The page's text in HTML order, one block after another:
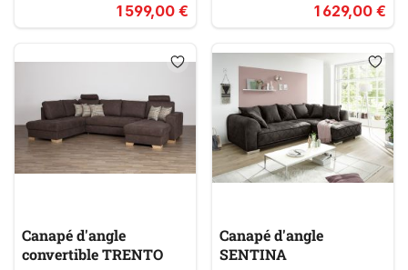
1 599,00 € 1 629,00 €
Canapé d'angle
convertible TRENTO
Canapé d'angle
SENTINA